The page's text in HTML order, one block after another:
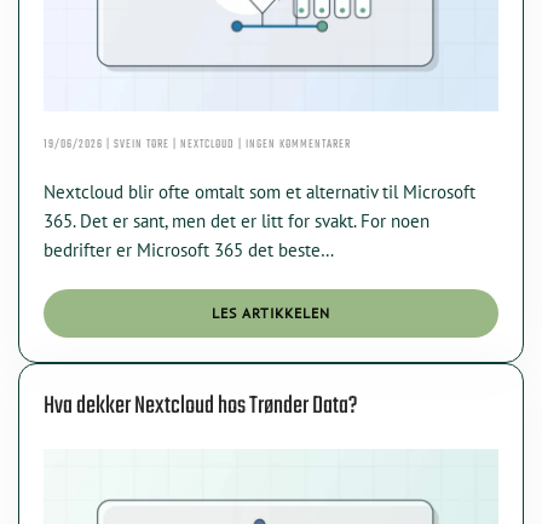
19/06/2026 | SVEIN TORE | NEXTCLOUD | INGEN KOMMENTARER
MER
ENN
ET
Nextcloud blir ofte omtalt som et alternativ til Microsoft
365. Det er sant, men det er litt for svakt. For noen
bedrifter er Microsoft 365 det beste…
LES ARTIKKELEN
Hva dekker Nextcloud hos Trønder Data?